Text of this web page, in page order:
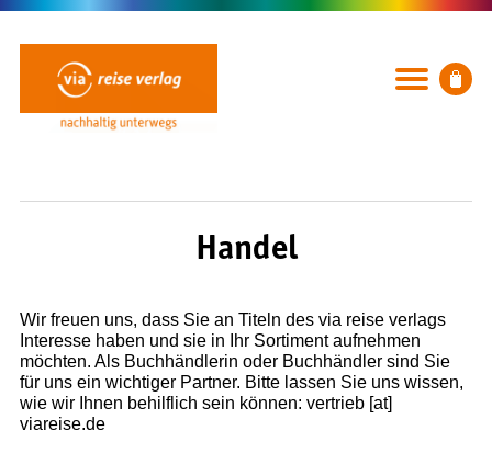
BÜCHER
Rubriken
Neuerscheinungen
Ausflug, Wandern & Radfahren
Handel
Wir freuen uns, dass Sie an Titeln des via reise verlags
Interesse haben und sie in Ihr Sortiment aufnehmen
möchten. Als Buchhändlerin oder Buchhändler sind Sie
für uns ein wichtiger Partner. Bitte lassen Sie uns wissen,
wie wir Ihnen behilflich sein können: vertrieb [at]
viareise.de